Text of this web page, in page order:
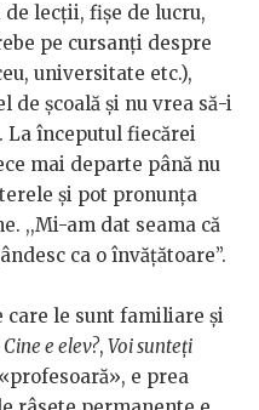
lecții, fișe de lucru,
pe cursanți despre
universitate etc.),
de școală și nu vrea să-i
La începutul fiecărei
mai departe până nu
și pot pronunța
,,Mi-am dat seama că
ca o învățătoare”.
care le sunt familiare și
Cine e elev?, Voi sunteți
e prea